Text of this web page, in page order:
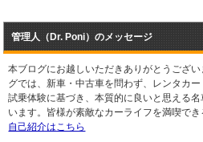
管理人（Dr. Poni）のメッセージ
本ブログにお越しいただきありがとうござ
グでは、新車・中古車を問わず、レンタカ
試乗体験に基づき、本質的に良いと思える
います。皆様が素敵なカーライフを満喫で
自己紹介はこちら